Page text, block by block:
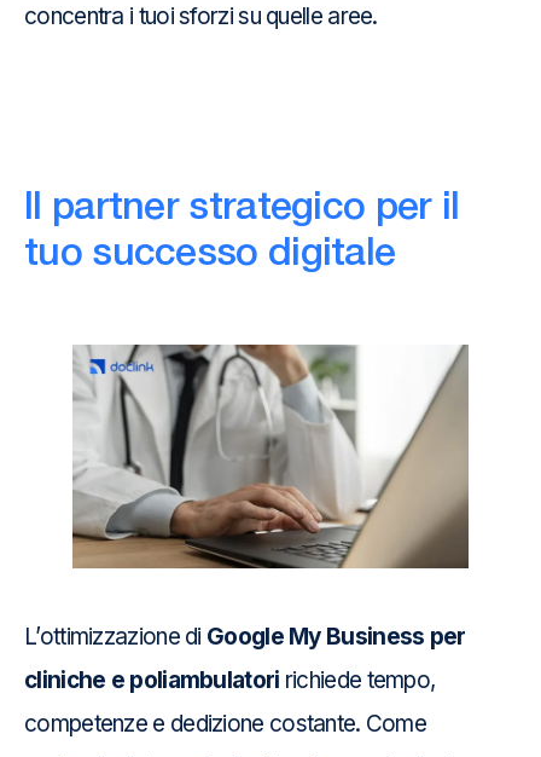
concentra i tuoi sforzi su quelle aree.
Il partner strategico per il
tuo successo digitale
L’ottimizzazione di Google My Business per
cliniche e poliambulatori richiede tempo,
competenze e dedizione costante. Come